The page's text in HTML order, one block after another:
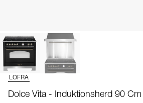
LOFRA
Dolce Vita - Induktionsherd 90